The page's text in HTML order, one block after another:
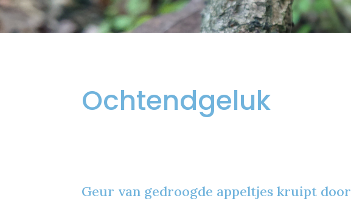
Ochtendgeluk
Geur van gedroogde appeltjes kruipt door